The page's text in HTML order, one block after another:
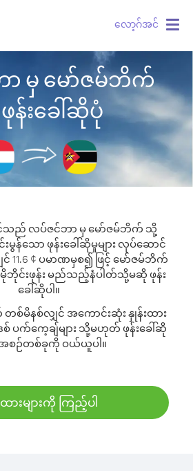
လော့ဂ်အင်
မှ မော်ဇမ်ဘိက်
န်းခေါ်ဆိုပုံ
သင်သည် လပ်ဇင်ဘာ မှ မော်ဇမ်ဘိက် သို့
န်သော ဖုန်းခေါ်ဆိုမှုများ လုပ်ဆောင်
11.6 ¢ ပမာဏမှစ၍ ဖြင့် မော်ဇမ်ဘိက်
ဘိုင်းဖုန်း မည်သည့်နံပါတ်သို့မဆို ဖုန်း
ခေါ်ဆိုပါ။
မိနစ်လျှင် အကောင်းဆုံး နှုန်းထား
စ် ပက်ကေ့ချ်များ သို့မဟုတ် ဖုန်းခေါ်ဆို
စဉ်တစ်ခုကို ဝယ်ယူပါ။
ားများကို ကြည့်ပါ